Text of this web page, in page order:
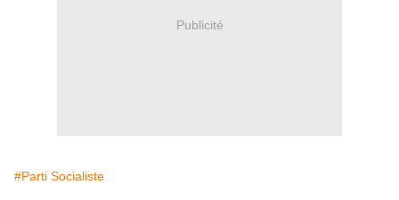
Publicité
#Parti Socialiste